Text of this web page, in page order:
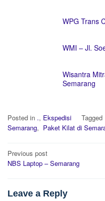
WPG Trans
WMI – Jl.
Wisantra
Semarang
Posted in ., Ekspedisi Tagged
Semarang, Paket Kilat di
Post
navigation
Previous post
NBS Laptop – Semarang
Leave a Reply